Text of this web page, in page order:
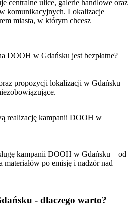
centralne ulice, galerie handlowe oraz
komunikacyjnych. Lokalizacje
miasta, w którym chcesz
DOOH w Gdańsku jest bezpłatne?
propozycji lokalizacji w Gdańsku
realizację kampanii DOOH w
kampanii DOOH w Gdańsku – od
po emisję i nadzór nad
- dlaczego warto?